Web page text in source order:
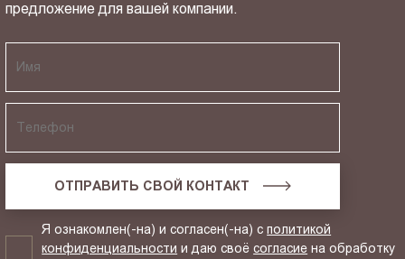
предложение для вашей компании.
ОТПРАВИТЬ СВОЙ КОНТАКТ
Я ознакомлен(-на) и согласен(-на) сполитикой
конфиденциальности и даю своёсогласие на обработку